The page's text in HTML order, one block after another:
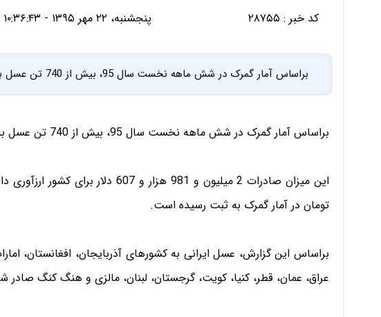
کد خبر : ۲۸۷۵۵ پنجشنبه، ۲۲ مهر ۱۳۹۵ - ۱۰:۳۶:۴۳
براساس آمار گمرک در شش ماهه نخست سال 95، بیش از 740 تن عسل به کشورهای مختلف صادر شده است.
براساس آمار گمرک در شش ماهه نخست سال 95، بیش از 740 تن عسل به کشورهای مختلف صادر شده است.
تومان در آمار گمرک به ثبت رسیده است.
براساس این گزارش، عسل ایرانی به کشورهای آذربایجان، افغانستان،
عراق، عمان، قطر، کنیا، کویت، گرجستان، لبنان، مالزی و هنگ کنگ